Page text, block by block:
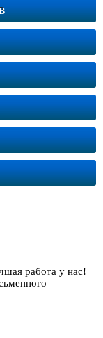
работа у нас!